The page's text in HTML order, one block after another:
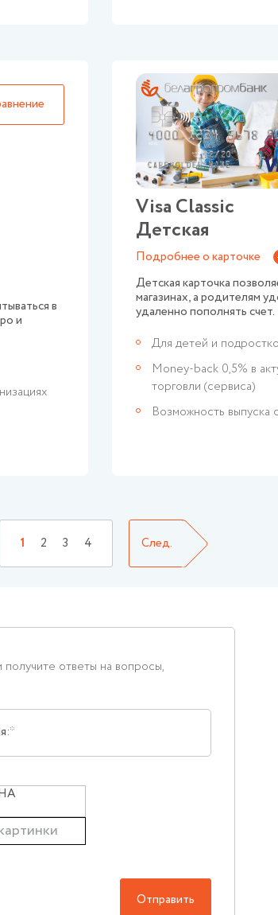
в
и
Visa Classic
Детская
Подробнее о карточке
Детская карточка
магазинах, а родителям
удаленно пополнять счет.
Для детей и
Money-back 0,5% в
торговли (сервиса)
Возможность выпуска
1 2 3 4 След.
ответы на вопросы,
Отправить